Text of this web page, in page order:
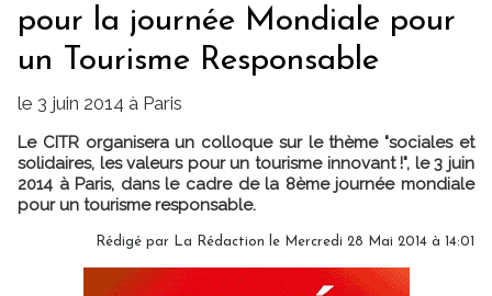
pour la journée Mondiale pour
un Tourisme Responsable
le 3 juin 2014 à Paris
Le CITR organisera un colloque sur le thème "sociales et
solidaires, les valeurs pour un tourisme innovant !", le 3 juin
2014 à Paris, dans le cadre de la 8ème journée mondiale
pour un tourisme responsable.
Rédigé par La Rédaction le Mercredi 28 Mai 2014 à 14:01